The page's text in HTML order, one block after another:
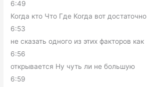
6:49
Когда кто Что Где Когда вот достаточно
6:53
не сказать одного из этих факторов как
6:56
открывается Ну чуть ли не большую
6:59